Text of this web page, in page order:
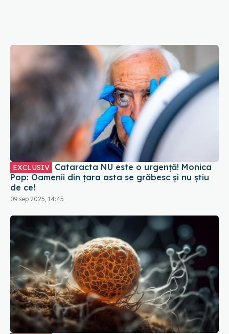
EXCLUSIV
Pop: Oamenii din țara asta se grăbesc și nu știu
de ce!
09 sep 2025, 14:45